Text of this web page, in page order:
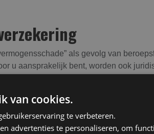
als gevolg van
u aansprakelijk bent, worden ook
Niet verzekerd
Opzet, fraude en
van cookies.
te verbeteren.
advertenties te personaliseren, om